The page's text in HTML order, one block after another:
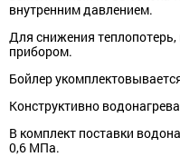
внутренним давлением.
Для снижения
прибором.
Бойлер
Конструктивно
В комплект поставки
0,6 МПа.